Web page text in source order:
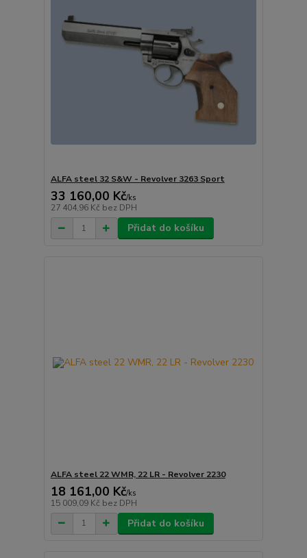
ALFA steel 32 S&W - Revolver 3263 Sport
33 160,00 Kč/ks
27 404,96 Kč bez DPH
Přidat do košíku
ALFA steel 22 WMR, 22 LR - Revolver 2230
18 161,00 Kč/ks
15 009,09 Kč bez DPH
Přidat do košíku